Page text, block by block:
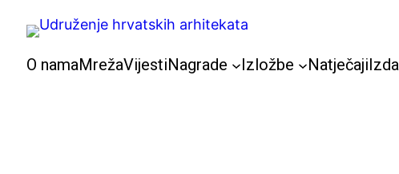
Skoči
sadržaja
O namaMrežaVijestiNagrade Izložbe Natječaji